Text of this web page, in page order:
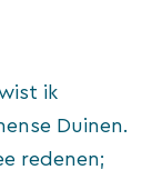
ik
Duinen.
redenen;